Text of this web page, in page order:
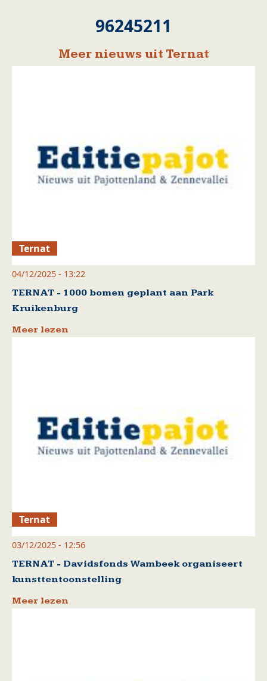
96245211
Meer nieuws uit Ternat
Ternat
04/12/2025 - 13:22
TERNAT - 1000 bomen geplant aan Park
Kruikenburg
Meer lezen
Ternat
03/12/2025 - 12:56
TERNAT - Davidsfonds Wambeek organiseert
kunsttentoonstelling
Meer lezen